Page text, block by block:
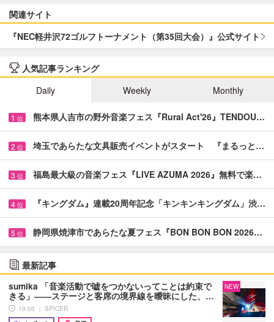
関連サイト
『NEC軽井沢72ゴルフトーナメント（第35回大会）』公式サイト
人気記事ランキング
Daily
Weekly Monthly
1 位 熊本県人吉市の野外音楽フェス『Rural Act'26』TENDOU…
2 位 埼玉であらたな文具販売イベントがスタート 『まるっと…
3 位 福島最大級の音楽フェス『LIVE AZUMA 2026』無料で楽…
4 位 『キングダム』連載20周年記念「キンキンキングダム」渋…
5 位 静岡県焼津市であらたな夏フェス『BON BON BON 2026…
最新記事
sumika 「音楽活動で嘘をつかないってことは約束で
きる」――ステージと客席の境界線を曖昧にした、…
19:00 ｜ SPICER
NEW